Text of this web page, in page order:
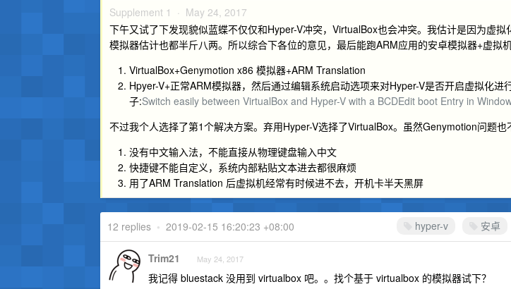
Supplement 1 · May 24, 2017
下午又试了下发现貌似蓝蝶不仅仅和Hyper-V冲突，VirtualBox也会冲突。我估计是因为虚拟
模拟器估计也都半斤八两。所以综合下各位的意见，最后能跑ARM应用的安卓模拟器+虚拟
VirtualBox+Genymotion x86 模拟器+ARM Translation
Hpyer-V+正常ARM模拟器，然后通过编辑系统启动选项来对Hyper-V是否开启虚拟化进
子:Switch easily between VirtualBox and Hyper-V with a BCDEdit boot Entry in
不过我个人选择了第1个解决方案。弃用Hyper-V选择了VirtualBox。虽然Genymotion问题也
没有中文输入法，不能直接从物理键盘输入中文
快捷键不能自定义，系统内部粘贴文本进去都很麻烦
用了ARM Translation 后虚拟机经常有时候进不去，开机卡半天黑屏
hyper-v 安卓
12 replies • 2019-02-15 16:20:23 +08:00
Trim21 May 24, 2017
我记得 bluestack 没用到 virtualbox 吧。。找个基于 virtualbox 的模拟器试下？